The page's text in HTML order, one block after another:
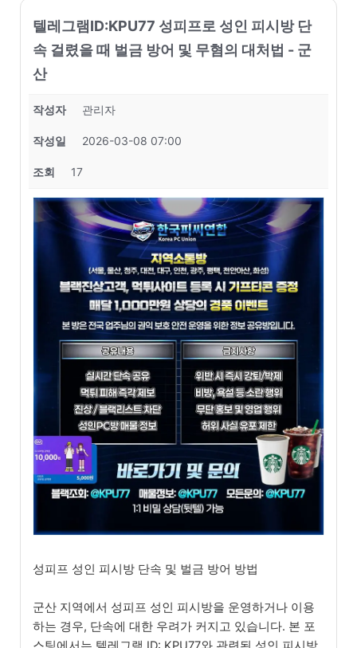
텔레그램ID:KPU77 성피프로 성인 피시방 단
속 걸렸을 때 벌금 방어 및 무혐의 대처법 - 군
산
작성자 관리자
작성일 2026-03-08 07:00
조회 17
성피프 성인 피시방 단속 및 벌금 방어 방법
군산 지역에서 성피프 성인 피시방을 운영하거나 이용
하는 경우, 단속에 대한 우려가 커지고 있습니다. 본 포